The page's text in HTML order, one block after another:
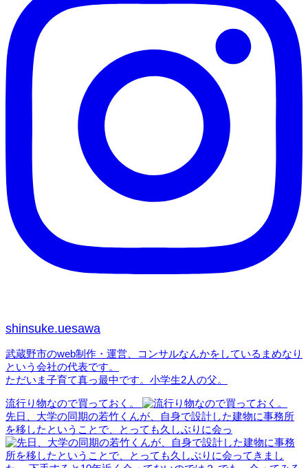
ゲ
ー
シ
ョ
shinsuke.uesawa
武蔵野市のweb制作・運営、コンサルなんかをしているまめなり
という会社の代表です。
ただいま子育て真っ最中です。小学生2人の父。
流行り物なので買っておく。
先日、大学の同期の若竹くんが、自身で設計した建物に事務所
を移したということで、とっても久しぶりに会っ